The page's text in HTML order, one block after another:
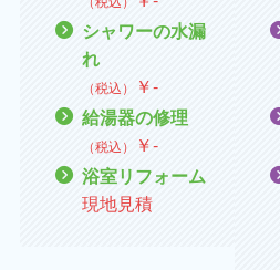
シャワーの水漏
れ
（税込） ￥‐
給湯器の修理
（税込） ￥‐
浴室リフォーム
現地見積